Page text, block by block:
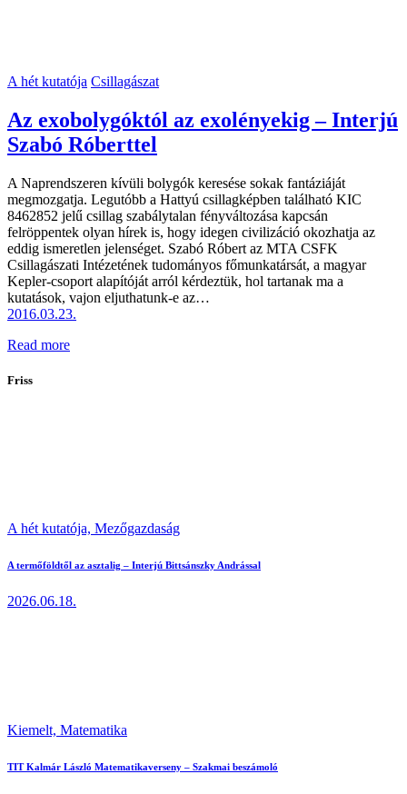
A hét kutatója Csillagászat
Az exobolygóktól az exolényekig – Interjú
Szabó Róberttel
A Naprendszeren kívüli bolygók keresése sokak fantáziáját
megmozgatja. Legutóbb a Hattyú csillagképben található KIC
8462852 jelű csillag szabálytalan fényváltozása kapcsán
felröppentek olyan hírek is, hogy idegen civilizáció okozhatja az
eddig ismeretlen jelenséget. Szabó Róbert az MTA CSFK
Csillagászati Intézetének tudományos főmunkatársát, a magyar
Kepler-csoport alapítóját arról kérdeztük, hol tartanak ma a
kutatások, vajon eljuthatunk-e az…
2016.03.23.
Read more
Friss
A hét kutatója, Mezőgazdaság
A termőföldtől az asztalig – Interjú Bittsánszky Andrással
2026.06.18.
Kiemelt, Matematika
TIT Kalmár László Matematikaverseny – Szakmai beszámoló